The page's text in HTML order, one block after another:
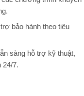
bảo hành theo tiêu
sàng hỗ trợ kỹ thuật,
24/7.